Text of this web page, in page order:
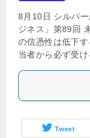
8月10日 シルバ
ジネス」第89回
の信憑性は低下
当者から必ず受
Tweet